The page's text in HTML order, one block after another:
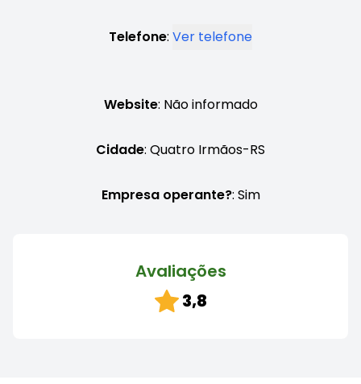
Telefone: Ver telefone
Website: Não informado
Cidade: Quatro Irmãos-RS
Empresa operante?: Sim
Avaliações
3,8